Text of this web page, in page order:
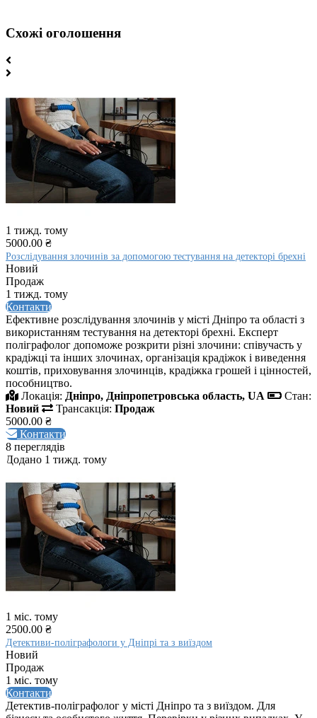
Схожі оголошення
1 тижд. тому
5000.00 ₴
Розслідування злочинів за допомогою тестування на детекторі брехні
Новий
Продаж
1 тижд. тому
Контакти
Ефективне розслідування злочинів у місті Дніпро та області з
використанням тестування на детекторі брехні. Експерт
поліграфолог допоможе розкрити різні злочини: співучасть у
крадіжці та інших злочинах, організація крадіжок і виведення
коштів, приховування злочинців, крадіжка грошей і цінностей,
пособництво.
Локація: Дніпро, Дніпропетровська область, UA
Стан:
Новий
Трансакція: Продаж
5000.00 ₴
Контакти
8 переглядів
Додано 1 тижд. тому
1 міс. тому
2500.00 ₴
Детективи-поліграфологи у Дніпрі та з виїздом
Новий
Продаж
1 міс. тому
Контакти
Детектив-поліграфолог у місті Дніпро та з виїздом. Для